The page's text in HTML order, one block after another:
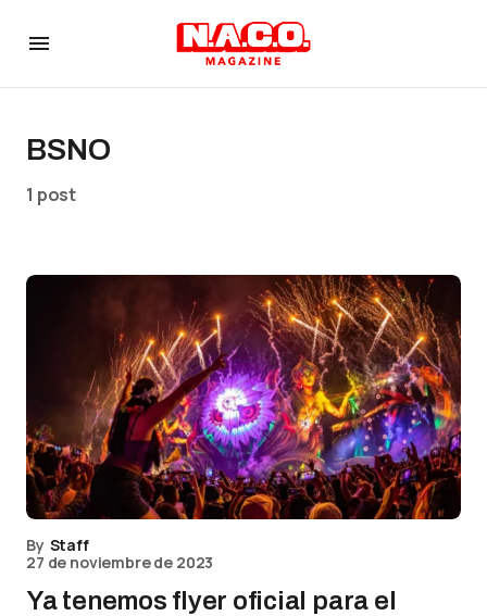
BSNO
1 post
By Staff
27 de noviembre de 2023
Ya tenemos flyer oficial para el